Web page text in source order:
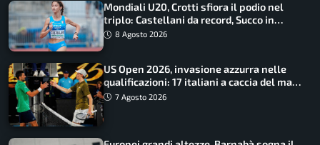
Mondiali U20, Crotti sfiora il podio nel
triplo: Castellani da record, Succo in
finale
8 Agosto 2026
US Open 2026, invasione azzurra nelle
qualificazioni: 17 italiani a caccia del main
draw7 Agosto 2026